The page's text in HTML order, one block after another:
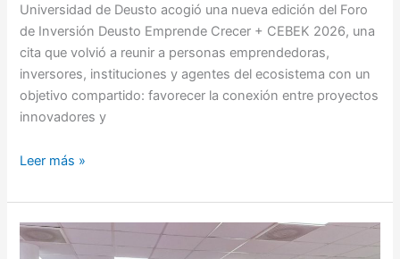
Universidad de Deusto acogió una nueva edición del Foro
de Inversión Deusto Emprende Crecer + CEBEK 2026, una
cita que volvió a reunir a personas emprendedoras,
inversores, instituciones y agentes del ecosistema con un
objetivo compartido: favorecer la conexión entre proyectos
innovadores y
Leer más »
Organizamos